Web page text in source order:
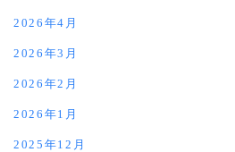
2026年4月
2026年3月
2026年2月
2026年1月
2025年12月